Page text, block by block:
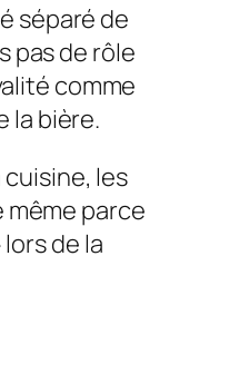
séparé de
pas de rôle
comme
la bière.
les
même parce
de la